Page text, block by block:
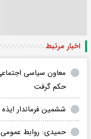
اخبار مرتبط
معاون سیاسی
حکم گرفت
ششمین فرماندار
حمیدی: روابط